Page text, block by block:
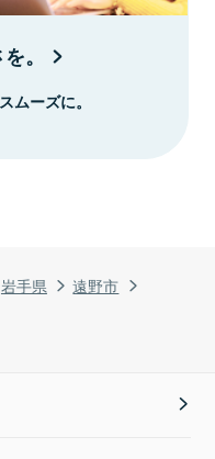
岩手県
遠野市
。
ムーズに。